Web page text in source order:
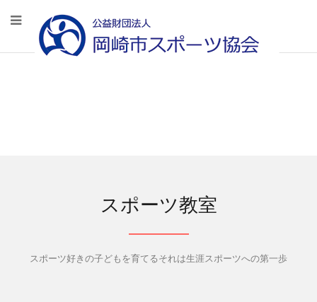
スポーツ教室
スポーツ好きの子どもを育てるそれは生涯スポーツへの第一歩